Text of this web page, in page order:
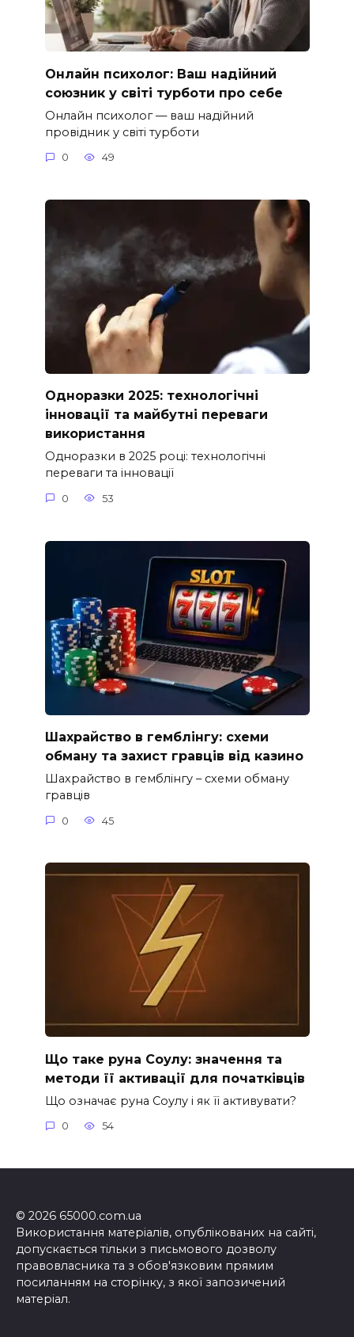
Онлайн психолог: Ваш надійний
союзник у світі турботи про себе
Онлайн психолог — ваш надійний
провідник у світі турботи
0 49
Одноразки 2025: технологічні
інновації та майбутні переваги
використання
Одноразки в 2025 році: технологічні
переваги та інновації
0 53
Шахрайство в гемблінгу: схеми
обману та захист гравців від казино
Шахрайство в гемблінгу – схеми обману
гравців
0 45
Що таке руна Соулу: значення та
методи її активації для початківців
Що означає руна Соулу і як її активувати?
0 54
© 2026 65000.com.ua
Використання матеріалів, опублікованих на сайті,
допускається тільки з письмового дозволу
правовласника та з обов'язковим прямим
посиланням на сторінку, з якої запозичений
матеріал.